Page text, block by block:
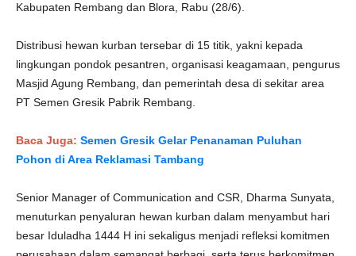
Kabupaten Rembang dan Blora, Rabu (28/6).
Distribusi hewan kurban tersebar di 15 titik, yakni kepada
lingkungan pondok pesantren, organisasi keagamaan, pengurus
Masjid Agung Rembang, dan pemerintah desa di sekitar area
PT Semen Gresik Pabrik Rembang.
Baca Juga: Semen Gresik Gelar Penanaman Puluhan
Pohon di Area Reklamasi Tambang
Senior Manager of Communication and CSR, Dharma Sunyata,
menuturkan penyaluran hewan kurban dalam menyambut hari
besar Iduladha 1444 H ini sekaligus menjadi refleksi komitmen